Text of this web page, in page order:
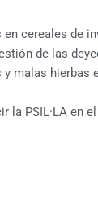
en cereales de
de las
malas hierbas
la PSIL·LA en el